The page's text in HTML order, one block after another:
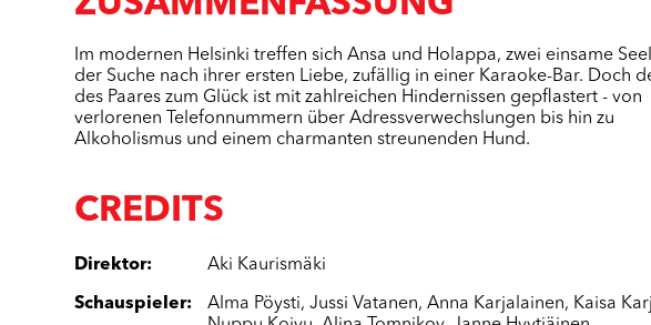
Im modernen Helsinki treffen sich Ansa und Holappa, zwei einsame
der Suche nach ihrer ersten Liebe, zufällig in einer Karaoke-Bar. Doch
des Paares zum Glück ist mit zahlreichen Hindernissen gepflastert - von
verlorenen Telefonnummern über Adressverwechslungen bis hin zu
Alkoholismus und einem charmanten streunenden Hund.
CREDITS
Direktor: Aki Kaurismäki
Schauspieler: Alma Pöysti,Jussi Vatanen,Anna Karjalainen, Kaisa